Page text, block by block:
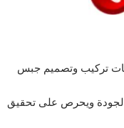
تركيب وتصميم جبس
الجودة ويحرص على تحقيق